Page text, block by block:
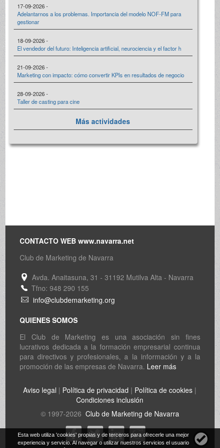
17-09-2026 -
Adelantarnos a los problemas. Importancia del modelo NOF-FM para
gestionar
18-09-2026 -
El vendedor del futuro: Inteligencia artificial, neurociencia y el factor h
21-09-2026 -
Marketing con impacto: cómo convertir KPIs en resultados de negocio
28-09-2026 -
Taller de casting para cine
Más actividades
CONTACTO WEB www.navarra.net
Club de Marketing de Navarra
Avda. Anaitasuna, 31 - 31192 Mutilva Alta - Navarra
Tfno: 948 290 155
info@clubdemarketing.org
QUIENES SOMOS
El Club de Marketing es una asociación sin fines
lucrativos dedicada a la formación empresarial continua
para directivos y profesionales, a la información y a la
promoción de las empresas de Navarra. Leer más
Aviso legal | Política de privacidad | Política de cookies |
Condiciones inclusión
© 1997-2026 Club de Marketing de Navarra
Esta web utiliza 'cookies' propias y de terceros para ofrecerle una mejor
experiencia y servicio. Al navegar o utilizar nuestros servicios el usuario